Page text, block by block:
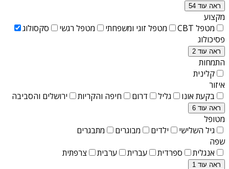
ראה עוד 54
מקצוע
מטפל CBT
מטפל זוגי ומשפחתי מטפל רגשי
סקסולוג
פסיכולוג
ראה עוד 2
התמחות
קלינית
איזור
בקעת אונו
גליל דרום חיפה והקריות ירושלים והסביבה
ראה עוד 6
מטופל
גיל השלישי
ילדים מבוגרים
מתבגרים
שפה
אנגלית
ספרדית עברית ערבית צרפתית
ראה עוד 1